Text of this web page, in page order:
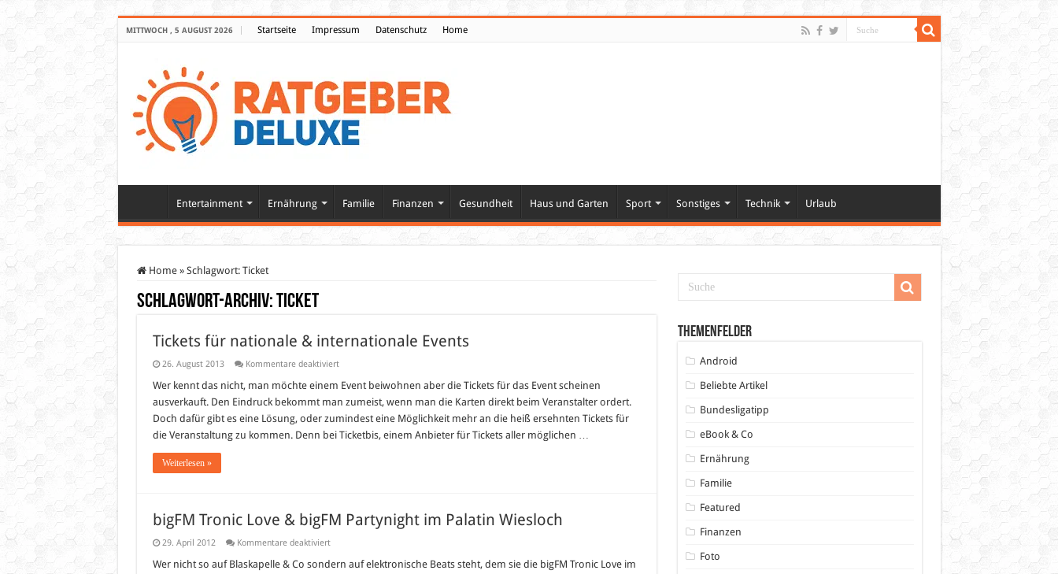
MITTWOCH , 5 AUGUST 2026 Startseite Impressum Datenschutz Home
Entertainment Ernährung Familie Finanzen Gesundheit Haus und Garten Sport Sonstiges Technik Urlaub
Home » Schlagwort: Ticket
Schlagwort-Archiv:Ticket
Tickets für nationale & internationale Events
26. August 2013 Kommentare deaktiviertfür
für
&
internationale
Events
Wer kennt das nicht, man möchte einem Event beiwohnen aber die Tickets für das Event scheinen
ausverkauft. Den Eindruck bekommt man zumeist, wenn man die Karten direkt beim Veranstalter ordert.
Doch dafür gibt es eine Lösung, oder zumindest eine Möglichkeit mehr an die heiß ersehnten Tickets für
die Veranstaltung zu kommen. Denn bei Ticketbis, einem Anbieter für Tickets aller möglichen …
Weiterlesen »
bigFM Tronic Love & bigFM Partynight im Palatin Wiesloch
29. April 2012 Kommentare deaktiviertfür
Tronic
Wer nicht so auf Blaskapelle & Co sondern auf elektronische Beats steht, dem sie die bigFM Tronic Love im
Themenfelder
Android
Beliebte Artikel
Bundesligatipp
eBook & Co
Ernährung
Familie
Featured
Finanzen
Foto